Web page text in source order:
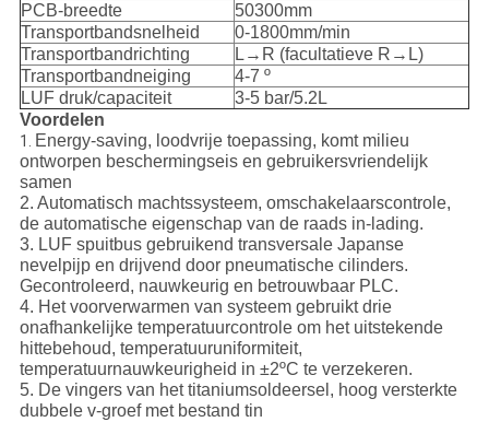
PCB-breedte
50300mm
Transportbandsnelheid
0-1800mm/min
Transportbandrichting
L→R (facultatieve R→L)
Transportbandneiging
4-7 º
LUF druk/capaciteit
3-5 bar/5.2L
Voordelen
1. Energy-saving, loodvrije toepassing, komt milieu
ontworpen beschermingseis en gebruikersvriendelijk
samen
2. Automatisch machtssysteem, omschakelaarscontrole,
de automatische eigenschap van de raads in-lading.
3. LUF spuitbus gebruikend transversale Japanse
nevelpijp en drijvend door pneumatische cilinders.
Gecontroleerd, nauwkeurig en betrouwbaar PLC.
4. Het voorverwarmen van systeem gebruikt drie
onafhankelijke temperatuurcontrole om het uitstekende
hittebehoud, temperatuuruniformiteit,
temperatuurnauwkeurigheid in ±2ºC te verzekeren.
5. De vingers van het titaniumsoldeersel, hoog versterkte
dubbele v-groef met bestand tin